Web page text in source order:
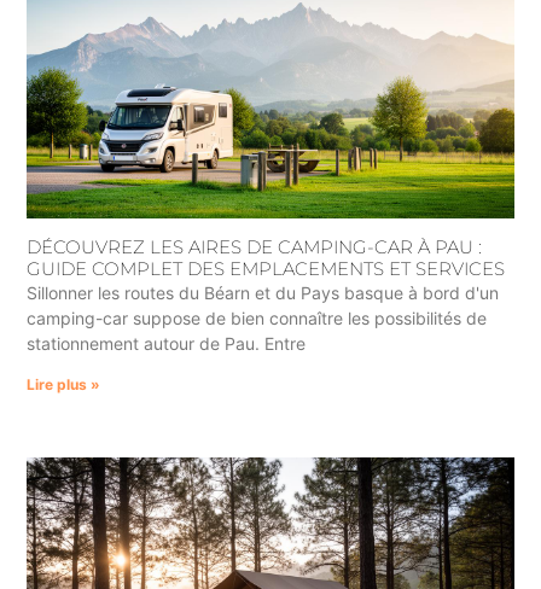
DÉCOUVREZ LES AIRES DE CAMPING-CAR À PAU :
GUIDE COMPLET DES EMPLACEMENTS ET SERVICES
Sillonner les routes du Béarn et du Pays basque à bord d'un
camping-car suppose de bien connaître les possibilités de
stationnement autour de Pau. Entre
Lire plus »